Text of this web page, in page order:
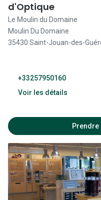
d'Optique
Le Moulin du Domaine
Moulin Du Domaine
35430 Saint-Jouan-des-
+33257950160
Voir les détails
Prendre